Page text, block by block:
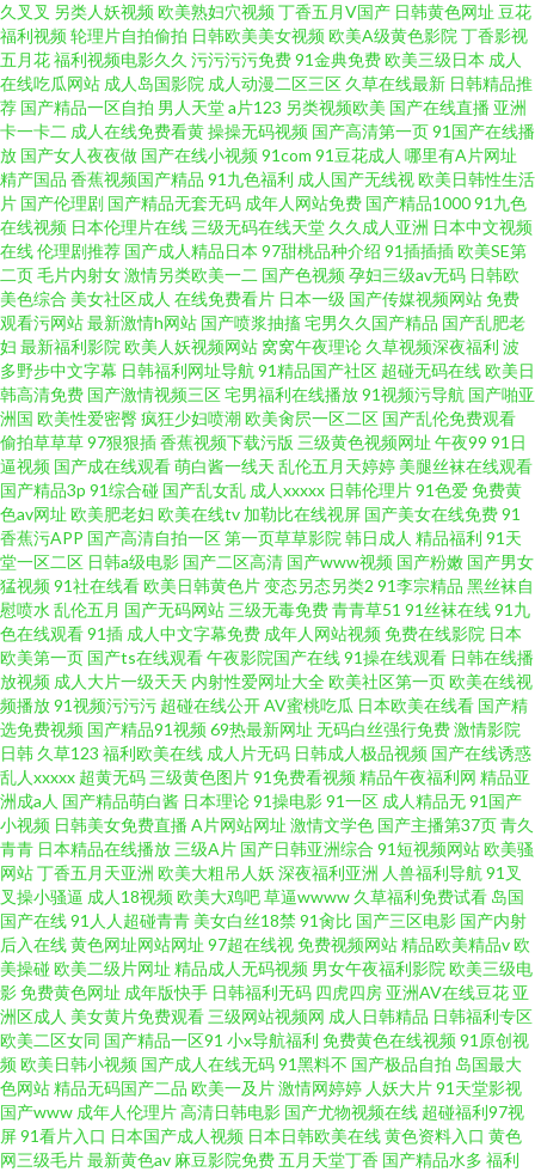
久叉叉 另类人妖视频欧美熟妇穴视频丁香五月V国产 日韩黄色网址 豆花
福利视频轮理片自拍偷拍 日韩欧美美女视频欧美A级黄色影院丁香影视
五月花福利视频电影久久 污污污污免费91金典免费欧美三级日本 成人
在线吃瓜网站 成人岛国影院 成人动漫二区三区 久草在线最新 日韩精品推
荐 国产精品一区自拍 男人天堂a片123 另类视频欧美 国产在线直播 亚洲
卡一卡二 成人在线免费看黄操操无码视频 国产高清第一页91国产在线播
放 国产女人夜夜做 国产在线小视频91com 91豆花成人 哪里有A片网址
精产国品 香蕉视频国产精品 91九色福利 成人国产无线视欧美日韩性生活
片 国产伦理剧 国产精品无套无码 成年人网站免费 国产精品100091九色
在线视频 日本伦理片在线三级无码在线天堂 久久成人亚洲 日本中文视频
在线伦理剧推荐 国产成人精品日本 97甜桃品种介绍 91插插插欧美SE第
二页毛片内射女激情另类欧美一二 国产色视频孕妇三级av无码 日韩欧
美色综合 美女社区成人 在线免费看片 日本一级 国产传媒视频网站免费
观看污网站最新激情h网站 国产喷浆抽搐宅男久久国产精品 国产乱肥老
妇 最新福利影院欧美人妖视频网站 窝窝午夜理论 久草视频深夜福利 波
多野步中文字幕 日韩福利网址导航91精品国产社区 超碰无码在线欧美日
韩高清免费 国产激情视频三区宅男福利在线播放91视频污导航 国产啪亚
洲国 欧美性爱密臀疯狂少妇喷潮 欧美肏屄一区二区 国产乱伦免费观看
偷拍草草草97狠狠插香蕉视频下载污版 三级黄色视频网址 午夜99 91日
逼视频 国产成在线观看萌白酱一线天 乱伦五月天婷婷 美腿丝袜在线观看
国产精品3p 91综合碰 国产乱女乱 成人xxxxx 日韩伦理片91色爱免费黄
色av网址 欧美肥老妇 欧美在线tv 加勒比在线视屏 国产美女在线免费91
香蕉污APP 国产高清自拍一区第一页草草影院韩日成人 精品福利 91天
堂一区二区 日韩a级电影 国产二区高清 国产www视频 国产粉嫩 国产男女
猛视频91社在线看欧美日韩黄色片变态另态另类2 91李宗精品 黑丝袜自
慰喷水乱伦五月 国产无码网站三级无毒免费青青草51 91丝袜在线91九
色在线观看91插 成人中文字幕免费 成年人网站视频免费在线影院 日本
欧美第一页 国产ts在线观看午夜影院国产在线91操在线观看 日韩在线播
放视频 成人大片一级天天 内射性爱网址大全欧美社区第一页欧美在线视
频播放91视频污污污 超碰在线公开AV蜜桃吃瓜 日本欧美在线看 国产精
选免费视频 国产精品91视频69热最新网址 无码白丝强行免费激情影院
日韩 久草123 福利欧美在线 成人片无码 日韩成人极品视频 国产在线诱惑
乱人xxxxx 超黄无码三级黄色图片91免费看视频精品午夜福利网 精品亚
洲成a人 国产精品萌白酱 日本理论91操电影91一区 成人精品无91国产
小视频 日韩美女免费直播 A片网站网址 激情文学色 国产主播第37页青久
青青 日本精品在线播放三级A片 国产日韩亚洲综合 91短视频网站欧美骚
网站丁香五月天亚洲 欧美大粗吊人妖 深夜福利亚洲 人兽福利导航91叉
叉操小骚逼 成人18视频欧美大鸡吧草逼wwww 久草福利免费试看 岛国
国产在线91人人超碰青青 美女白丝18禁 91肏比 国产三区电影 国产内射
后入在线黄色网址网站网址 97超在线视免费视频网站精品欧美精品v欧
美操碰欧美二级片网址 精品成人无码视频 男女午夜福利影院欧美三级电
影免费黄色网址 成年版快手 日韩福利无码 四虎四房 亚洲AV在线豆花 亚
洲区成人 美女黄片免费观看三级网站视频网 成人日韩精品 日韩福利专区
欧美二区女同 国产精品一区91 小x导航福利 免费黄色在线视频91原创视
频欧美日韩小视频 国产成人在线无码91黑料不 国产极品自拍 岛国最大
色网站精品无码国产二品 欧美一及片激情网婷婷 人妖大片91天堂影视
国产www 成年人伦理片高清日韩电影 国产尤物视频在线 超碰福利97视
屏91看片入口 日本国产成人视频 日本日韩欧美在线黄色资料入口 黄色
网三级毛片最新黄色av 麻豆影院免费五月天堂丁香 国产精品水多 福利